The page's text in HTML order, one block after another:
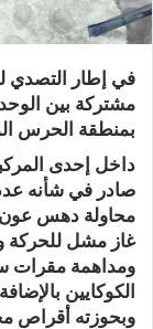
في إطار التصدي
مشتركة بين
بمنطقة الحرس
داخل إحدى
غاز مشل للحركة
الكوكايين
وبحوزته أقراص